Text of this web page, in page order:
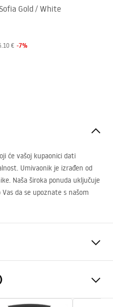
Gold / White
€ -7%
će vašoj kupaonici dati
Umivaonik je izrađen od
Naša široka ponuda uključuje
da se upoznate s našom
Bijela/Zlatna